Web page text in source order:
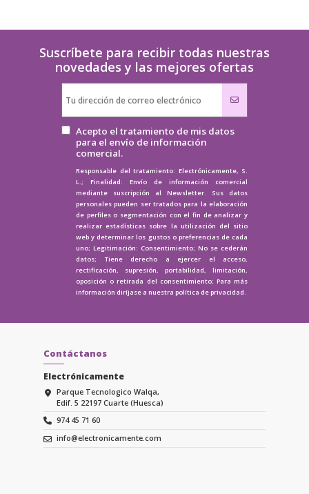
Suscríbete para recibir todas nuestras
novedades y las mejores ofertas
Acepto el tratamiento de mis datos
para el envío de información
comercial.
Responsable del tratamiento: Electrónicamente, S.
L.; Finalidad: Envío de información comercial
mediante suscripción al Newsletter. Sus datos
personales pueden ser tratados para la elaboración
de perfiles o segmentación con el fin de analizar y
realizar estadísticas sobre la utilización del sitio
web y determinar los gustos o preferencias de cada
uno; Legitimación: Consentimiento; No se cederán
datos; Tiene derecho a ejercer el acceso,
rectificación, supresión, portabilidad, limitación,
oposición o retirada del consentimiento; Para más
información diríjase a nuestra política de privacidad.
Contáctanos
Electrónicamente
Parque Tecnologico Walqa,
Edif. 5 22197 Cuarte (Huesca)
974 45 71 60
info@electronicamente.com